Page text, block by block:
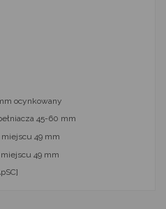
ocynkowany
45-60 mm
49 mm
49 mm